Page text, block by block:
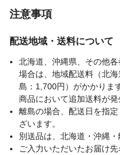
注意事項
配送地域・送料について
北海道、沖縄県、その他
場合は、地域配送料（北
島：1,700円）がかかりま
商品において追加送料が発
離島の場合、配送日を指
ざいます。
別送品は、北海道・沖縄
ご入力いただいたお届け